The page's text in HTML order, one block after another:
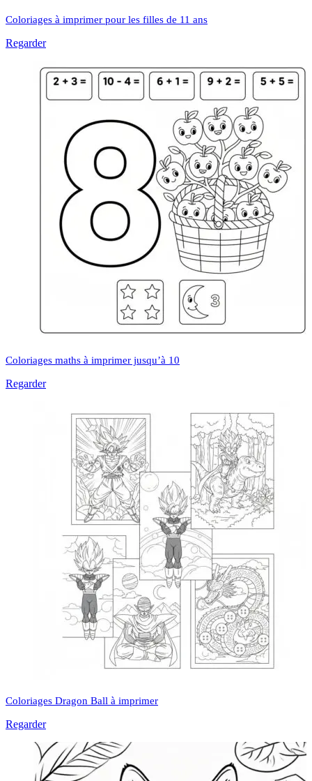
Coloriages à imprimer pour les filles de 11 ans
Regarder
Coloriages maths à imprimer jusqu’à 10
Regarder
Coloriages Dragon Ball à imprimer
Regarder